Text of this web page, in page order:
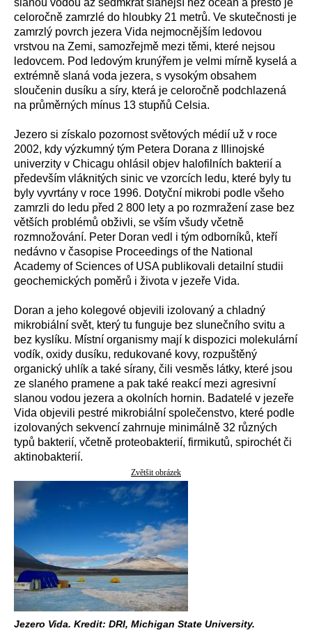
slanou vodou až sedmkrát slanější než oceán a přesto je
celoročně zamrzlé do hloubky 21 metrů. Ve skutečnosti je
zamrzlý povrch jezera Vida nejmocnějším ledovou
vrstvou na Zemi, samozřejmě mezi těmi, které nejsou
ledovcem. Pod ledovým krunýřem je velmi mírně kyselá a
extrémně slaná voda jezera, s vysokým obsahem
sloučenin dusíku a síry, která je celoročně podchlazená
na průměrných mínus 13 stupňů Celsia.
Jezero si získalo pozornost světových médií už v roce
2002, kdy výzkumný tým Petera Dorana z Illinojské
univerzity v Chicagu ohlásil objev halofilních bakterií a
především vláknitých sinic ve vzorcích ledu, které byly tu
byly vyvrtány v roce 1996. Dotyční mikrobi podle všeho
zamrzli do ledu před 2 800 lety a po rozmražení zase bez
větších problémů obživli, se vším všudy včetně
rozmnožování. Peter Doran vedl i tým odborníků, kteří
nedávno v časopise Proceedings of the National
Academy of Sciences of USA publikovali detailní studii
geochemických poměrů i života v jezeře Vida.
Doran a jeho kolegové objevili izolovaný a chladný
mikrobiální svět, který tu funguje bez slunečního svitu a
bez kyslíku. Místní organismy mají k dispozici molekulární
vodík, oxidy dusíku, redukované kovy, rozpuštěný
organický uhlík a také sírany, čili vesměs látky, které jsou
ze slaného pramene a pak také reakcí mezi agresivní
slanou vodou jezera a okolních hornin. Badatelé v jezeře
Vida objevili pestré mikrobiální společenstvo, které podle
izolovaných sekvencí zahrnuje minimálně 32 různých
typů bakterií, včetně proteobakterií, firmikutů, spirochét či
aktinobakterií.
Zvětšit obrázek
Jezero Vida. Kredit: DRI, Michigan State University.